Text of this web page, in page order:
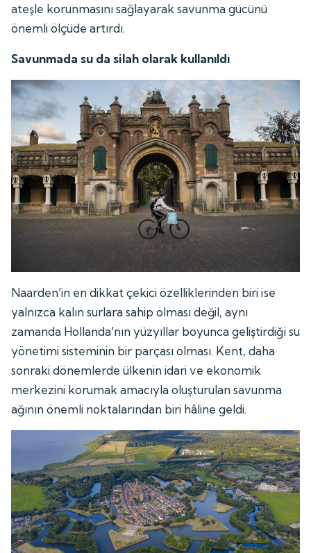
ateşle korunmasını sağlayarak savunma gücünü
önemli ölçüde artırdı.
Savunmada su da silah olarak kullanıldı
Naarden'in en dikkat çekici özelliklerinden biri ise
yalnızca kalın surlara sahip olması değil, aynı
zamanda Hollanda'nın yüzyıllar boyunca geliştirdiği su
yönetimi sisteminin bir parçası olması. Kent, daha
sonraki dönemlerde ülkenin idari ve ekonomik
merkezini korumak amacıyla oluşturulan savunma
ağının önemli noktalarından biri hâline geldi.